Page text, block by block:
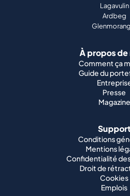
Lagavulin
Ardbeg
À propos de
Comment ça
Guide du
Presse
Magazine
Conditions
Mentions
Confidentialité
Droit de
Cookies
Emplois